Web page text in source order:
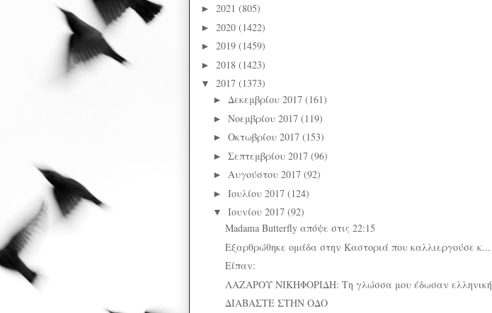
► 2021 (805)
► 2020 (1422)
► 2019 (1459)
► 2018 (1423)
▼ 2017 (1373)
► Δεκεμβρίου 2017 (161)
► Νοεμβρίου 2017 (119)
► Οκτωβρίου 2017 (153)
► Σεπτεμβρίου 2017 (96)
► Αυγούστου 2017 (92)
► Ιουλίου 2017 (124)
▼ Ιουνίου 2017 (92)
Madama Butterfly απόψε στις 22:15
Εξαρθρώθηκε ομάδα στην Καστοριά που καλλιεργούσε κ...
Είπαν:
ΛΑΖΑΡΟΥ ΝΙΚΗΦΟΡΙΔΗ: Τη γλώσσα μου έδωσαν ελληνική
ΔΙΑΒΑΣΤΕ ΣΤΗΝ ΟΔΟ